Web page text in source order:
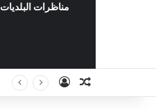
مناظرات البلديات
Connexion